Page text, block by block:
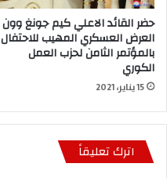
حضر القائد الاعلي كيم جونغ وون
العرض العسكري المهيب للاحتفال
بالمؤتمر الثامن لحزب العمل
الكوري
15 يناير، 2021
اترك تعليقاً